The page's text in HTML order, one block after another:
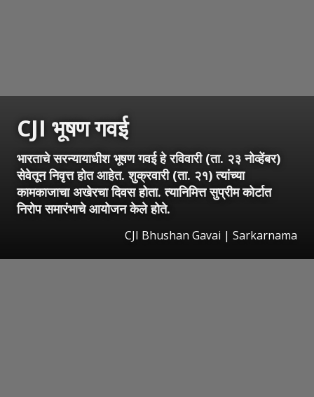
CJI भूषण गवई
भारताचे सरन्यायाधीश भूषण गवई हे रविवारी (ता. २३ नोव्हेंबर)
सेवेतून निवृत्त होत आहेत. शुक्रवारी (ता. २१) त्यांच्या
कामकाजाचा अखेरचा दिवस होता. त्यानिमित्त सुप्रीम कोर्टात
निरोप समारंभाचे आयोजन केले होते.
CJI Bhushan Gavai | Sarkarnama